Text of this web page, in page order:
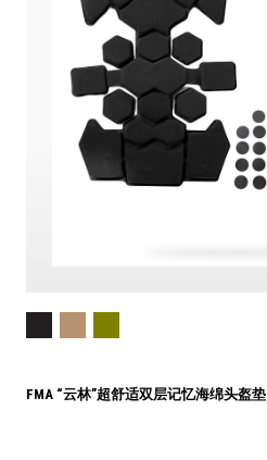
FMA “云林”超舒适双层记忆海绵头盔垫